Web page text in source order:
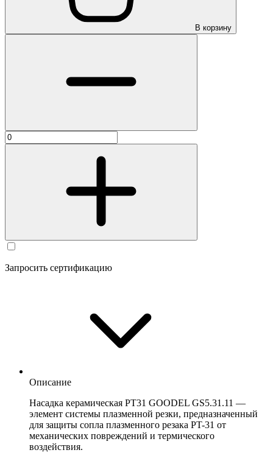
В корзину
Запросить сертификацию
Описание
Насадка керамическая PT31 GOODEL GS5.31.11 —
элемент системы плазменной резки, предназначенный
для защиты сопла плазменного резака PT-31 от
механических повреждений и термического
воздействия.